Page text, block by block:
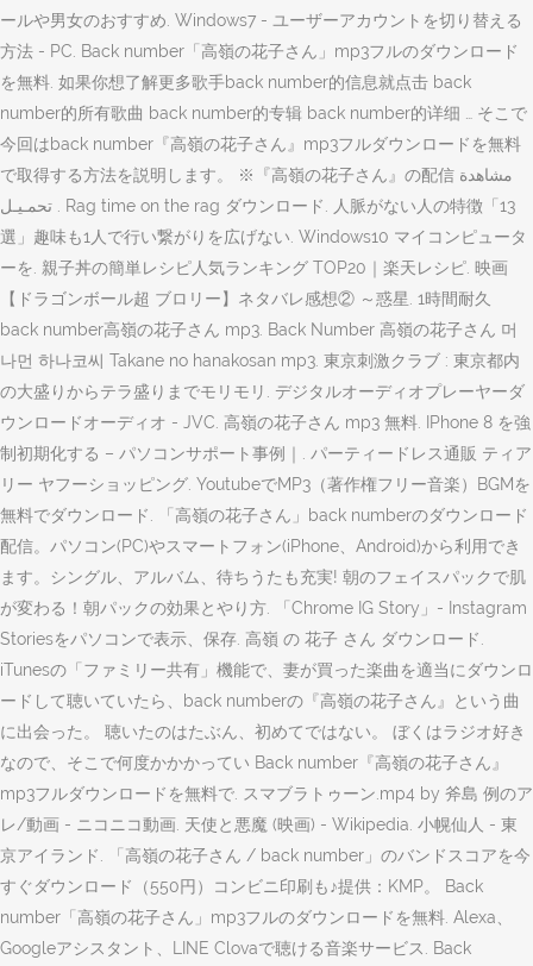
ールや男女のおすすめ. Windows7 - ユーザーアカウントを切り替える
方法 - PC. Back number「高嶺の花子さん」mp3フルのダウンロード
を無料. 如果你想了解更多歌手back number的信息就点击 back
number的所有歌曲 back number的专辑 back number的详细 … そこで
今回はback number『高嶺の花子さん』mp3フルダウンロードを無料
で取得する方法を説明します。 ※『高嶺の花子さん』の配信 مشاهدة
تحمـيـل . Rag time on the rag ダウンロード. 人脈がない人の特徴「13
選」趣味も1人で行い繋がりを広げない. Windows10 マイコンピュータ
ーを. 親子丼の簡単レシピ人気ランキング TOP20｜楽天レシピ. 映画
【ドラゴンボール超 ブロリー】ネタバレ感想② ～惑星. 1時間耐久
back number高嶺の花子さん mp3. Back Number 高嶺の花子さん 머
나먼 하나코씨 Takane no hanakosan mp3. 東京刺激クラブ : 東京都内
の大盛りからテラ盛りまでモリモリ. デジタルオーディオプレーヤーダ
ウンロードオーディオ - JVC. 高嶺の花子さん mp3 無料. IPhone 8 を強
制初期化する – パソコンサポート事例｜. パーティードレス通販 ティア
リー ヤフーショッピング. YoutubeでMP3（著作権フリー音楽）BGMを
無料でダウンロード. 「高嶺の花子さん」back numberのダウンロード
配信。パソコン(PC)やスマートフォン(iPhone、Android)から利用でき
ます。シングル、アルバム、待ちうたも充実! 朝のフェイスパックで肌
が変わる！朝パックの効果とやり方. 「Chrome IG Story」- Instagram
Storiesをパソコンで表示、保存. 高嶺 の 花子 さん ダウンロード.
iTunesの「ファミリー共有」機能で、妻が買った楽曲を適当にダウンロ
ードして聴いていたら、back numberの『高嶺の花子さん』という曲
に出会った。 聴いたのはたぶん、初めてではない。 ぼくはラジオ好き
なので、そこで何度かかかってい Back number『高嶺の花子さん』
mp3フルダウンロードを無料で. スマブラトゥーン.mp4 by 斧島 例のア
レ/動画 - ニコニコ動画. 天使と悪魔 (映画) - Wikipedia. 小幌仙人 - 東
京アイランド. 「高嶺の花子さん / back number」のバンドスコアを今
すぐダウンロード（550円）コンビニ印刷も♪提供：KMP。 Back
number「高嶺の花子さん」mp3フルのダウンロードを無料. Alexa、
Googleアシスタント、LINE Clovaで聴ける音楽サービス. Back